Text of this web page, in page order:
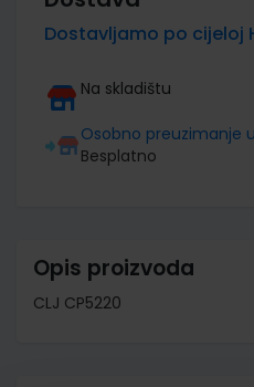
Dostavljamo po cijeloj
Na skladištu
Osobno preuzimanje
Besplatno
Opis proizvoda
CLJ CP5220